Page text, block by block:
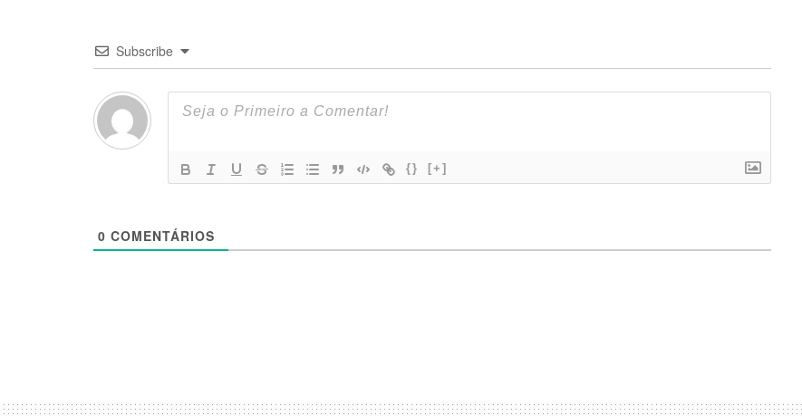
Subscribe
{} [+]
0 COMENTÁRIOS